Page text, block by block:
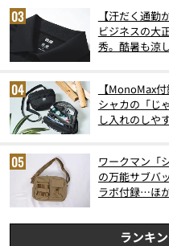
【汗だく通
ビジネスの大
秀。酷暑も涼
【MonoMax
シャカの「じ
し入れのしや
ワークマン「
の万能サブバ
ラボ付録…ほ
ランキ